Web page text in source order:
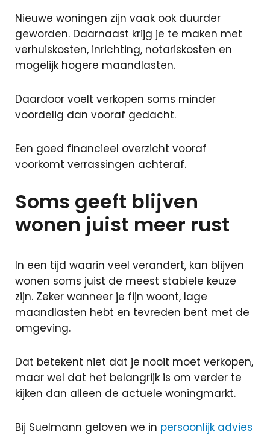
Nieuwe woningen zijn vaak ook duurder
geworden. Daarnaast krijg je te maken met
verhuiskosten, inrichting, notariskosten en
mogelijk hogere maandlasten.
Daardoor voelt verkopen soms minder
voordelig dan vooraf gedacht.
Een goed financieel overzicht vooraf
voorkomt verrassingen achteraf.
Soms geeft blijven
wonen juist meer rust
In een tijd waarin veel verandert, kan blijven
wonen soms juist de meest stabiele keuze
zijn. Zeker wanneer je fijn woont, lage
maandlasten hebt en tevreden bent met de
omgeving.
Dat betekent niet dat je nooit moet verkopen,
maar wel dat het belangrijk is om verder te
kijken dan alleen de actuele woningmarkt.
Bij Suelmann geloven we in persoonlijk advies